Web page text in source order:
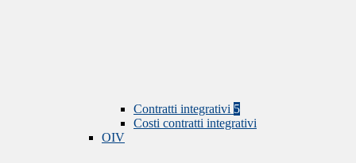
Contratti integrativi 5
Costi contratti integrativi
OIV